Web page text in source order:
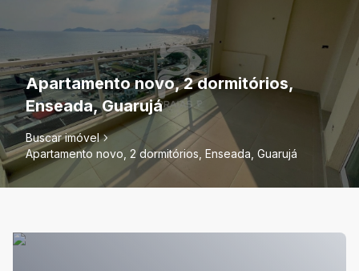
Apartamento novo, 2 dormitórios,
Enseada, Guarujá
Buscar imóvel
Apartamento novo, 2 dormitórios, Enseada, Guarujá